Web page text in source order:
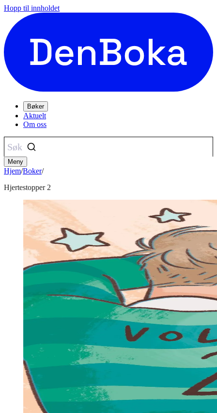
Hopp til innholdet
Bøker
Aktuelt
Om oss
Søk
Meny
Hjem/Boker/
Hjertestopper 2